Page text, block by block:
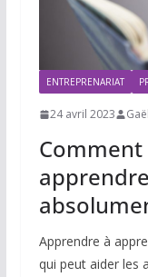
ENTREPRENARIAT
24 avril 2023 Gaël
Apprendre à
qui peut aider les